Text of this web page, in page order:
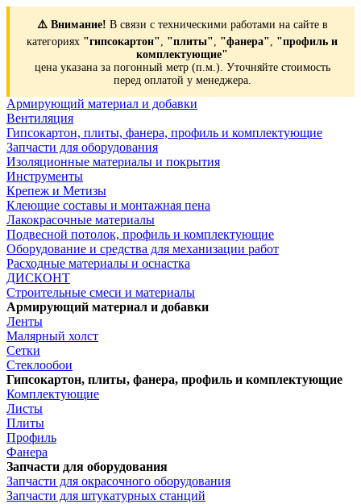
⚠️ Внимание! В связи с техническими работами на сайте в
категориях "гипсокартон", "плиты", "фанера", "профиль и
комплектующие"
цена указана за погонный метр (п.м.). Уточняйте стоимость
перед оплатой у менеджера.
Армирующий материал и добавки
Вентиляция
Гипсокартон, плиты, фанера, профиль и комплектующие
Запчасти для оборудования
Изоляционные материалы и покрытия
Инструменты
Крепеж и Метизы
Клеющие составы и монтажная пена
Лакокрасочные материалы
Подвесной потолок, профиль и комплектующие
Оборудование и средства для механизации работ
Расходные материалы и оснастка
ДИСКОНТ
Строительные смеси и материалы
Армирующий материал и добавки
Ленты
Малярный холст
Сетки
Стеклообои
Гипсокартон, плиты, фанера, профиль и комплектующие
Комплектующие
Листы
Плиты
Профиль
Фанера
Запчасти для оборудования
Запчасти для окрасочного оборудования
Запчасти для штукатурных станций